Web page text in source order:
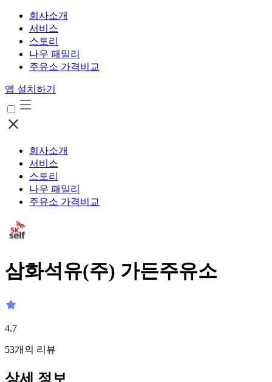
회사소개
서비스
스토리
나우 패밀리
주유소 가격비교
앱 설치하기
회사소개
서비스
스토리
나우 패밀리
주유소 가격비교
삼화석유(주) 가든주유소
4.7
53개의 리뷰
상세 정보